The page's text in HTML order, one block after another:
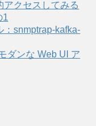
アクセスしてみる
1
：snmptrap-kafka-
ダンな Web UI ア